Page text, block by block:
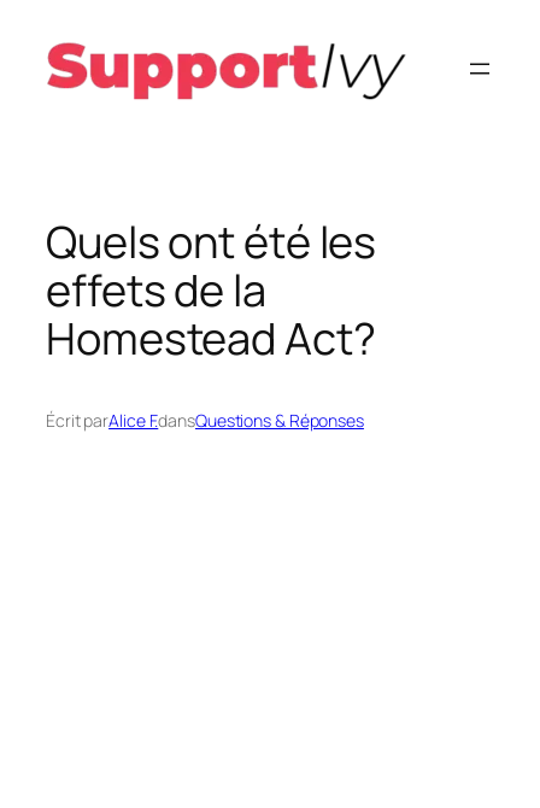
contenu
Quels ont été les
effets de la
Homestead Act?
Écrit parAlice F.dansQuestions & Réponses